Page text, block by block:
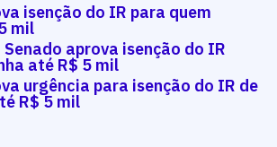
isenção do IR para quem
mil
Senado aprova isenção do IR
até R$ 5 mil
urgência para isenção do IR de
R$ 5 mil